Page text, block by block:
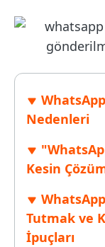
Nedenleri
Kesin
Tutmak ve
İpuçları